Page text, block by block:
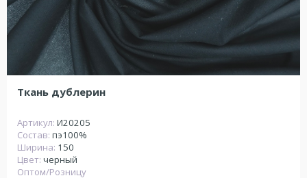
Ткань дублерин
Артикул: И20205
Состав: пэ100%
Ширина: 150
Цвет: черный
Оптом/Розницу